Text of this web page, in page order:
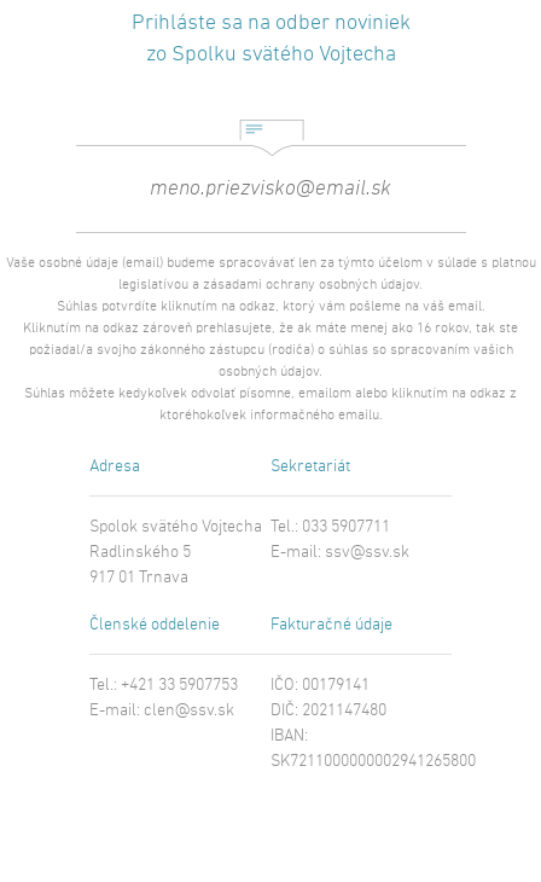
Prihláste sa na odber noviniek
zo Spolku svätého Vojtecha
Vaše osobné údaje (email) budeme spracovávať len za týmto účelom v súlade s platnou
legislatívou a zásadami ochrany osobných údajov.
Súhlas potvrdíte kliknutím na odkaz, ktorý vám pošleme na váš email.
Kliknutím na odkaz zároveň prehlasujete, že ak máte menej ako 16 rokov, tak ste
požiadal/a svojho zákonného zástupcu (rodiča) o súhlas so spracovaním vašich
osobných údajov.
Súhlas môžete kedykoľvek odvolať písomne, emailom alebo kliknutím na odkaz z
ktoréhokoľvek informačného emailu.
Adresa
Spolok svätého Vojtecha
Radlinského 5
917 01 Trnava
Sekretariát
Tel.: 033 5907711
E-mail: ssv@ssv.sk
Členské oddelenie
Tel.: +421 33 5907753
E-mail: clen@ssv.sk
Fakturačné údaje
IČO: 00179141
DIČ: 2021147480
IBAN:
SK7211000000002941265800